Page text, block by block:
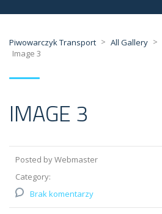
Piwowarczyk Transport > All Gallery >
Image 3
IMAGE 3
Posted by Webmaster
Category:
Brak komentarzy